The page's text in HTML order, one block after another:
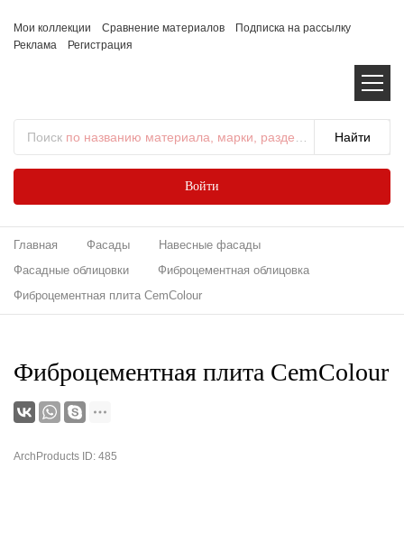
Мои коллекции Сравнение материалов
Подписка на рассылку
Реклама
Регистрация
Поиск по названию материала, марки, раздела...
Войти
Главная Фасады
Навесные фасады
Фасадные облицовки
Фиброцементная облицовка
Фиброцементная плита CemColour
Фиброцементная плита CemColour
ArchProducts ID: 485